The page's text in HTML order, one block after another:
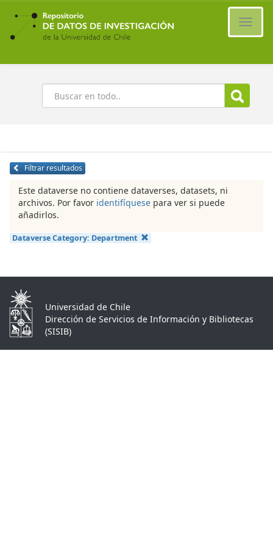
Ir
contenido
principal
Buscar
Filtrar resultados
Este dataverse no contiene dataverses, datasets, ni
archivos. Por favor identifíquese para ver si puede
añadirlos.
Dataverse Category: Department
Universidad de Chile
Dirección de Servicios de Información y Bibliotecas
(SISIB)